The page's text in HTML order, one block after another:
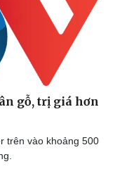
- Gia đình
gỗ, trị giá hơn
trên vào khoảng 500